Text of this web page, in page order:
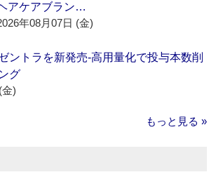
アケアブラン…
年08月07日 (金)
ントラを新発売‐高用量化で投与本数削
グ
)
もっと見る »